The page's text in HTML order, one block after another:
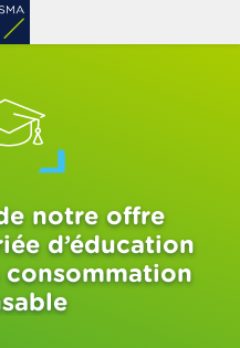
notre offre
d’éducation